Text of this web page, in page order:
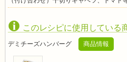
このレシピに使用している
デミチーズハンバーグ 商品情報